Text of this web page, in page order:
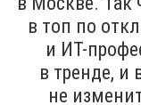
в топ по
и ИТ-
в тренде, и
не